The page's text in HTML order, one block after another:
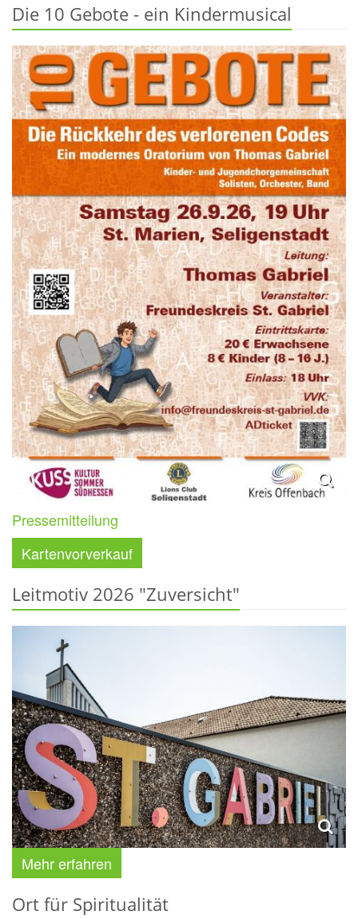
Die 10 Gebote - ein Kindermusical
Pressemitteilung
Kartenvorverkauf
Leitmotiv 2026 "Zuversicht"
Mehr erfahren
Ort für Spiritualität